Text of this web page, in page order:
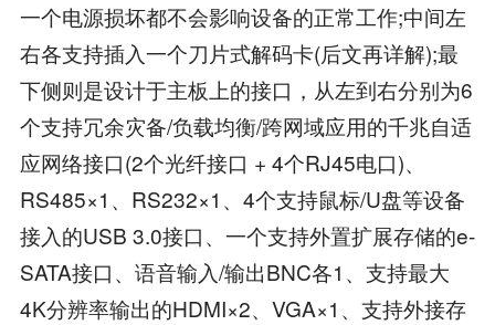
一个电源损坏都不会影响设备的正常工作;中间左
右各支持插入一个刀片式解码卡(后文再详解);最
下侧则是设计于主板上的接口，从左到右分别为6
个支持冗余灾备/负载均衡/跨网域应用的千兆自适
应网络接口(2个光纤接口 + 4个RJ45电口)、
RS485×1、RS232×1、4个支持鼠标/U盘等设备
接入的USB 3.0接口、一个支持外置扩展存储的e-
SATA接口、语音输入/输出BNC各1、支持最大
4K分辨率输出的HDMI×2、VGA×1、支持外接存